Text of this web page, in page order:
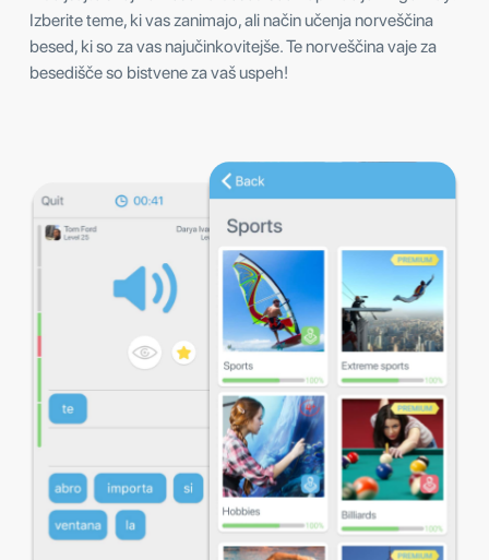
Izberite teme, ki vas zanimajo, ali način učenja norveščina
besed, ki so za vas najučinkovitejše. Te norveščina vaje za
besedišče so bistvene za vaš uspeh!